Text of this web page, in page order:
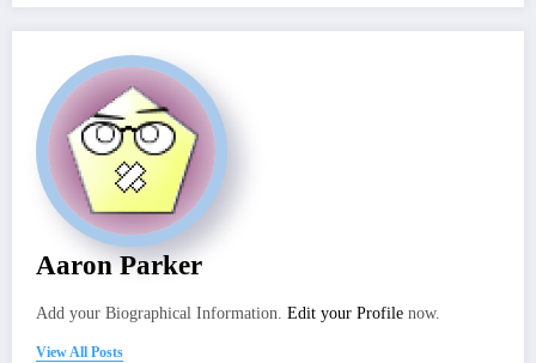
Aaron Parker
Add your Biographical Information. Edit your Profile now.
View All Posts